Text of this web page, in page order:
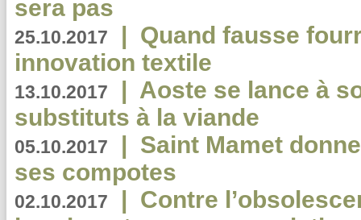
sera pas
25.10.2017 | Quand fausse
innovation textile
13.10.2017 | Aoste se lance à
substituts à la viande
05.10.2017 | Saint Mamet
ses compotes
02.10.2017 | Contre